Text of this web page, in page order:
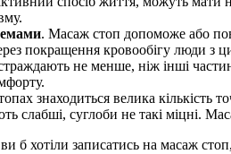
. Масаж стоп допоможе або
покращення кровообігу люди з
страждають не менше, ніж інші
знаходиться велика кількість
слабші, суглоби не такі міцні.
б хотіли записатись на масаж